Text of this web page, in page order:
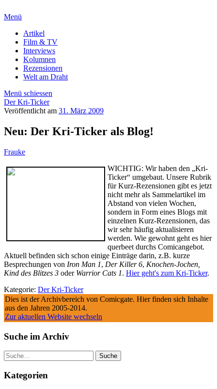
Menü
Artikel
Film & TV
Interviews
Kolumnen
Rezensionen
Welt am Draht
Menü schiessen
Der Kri-Ticker
Veröffentlicht am 31. März 2009
Neu: Der Kri-Ticker als Blog!
Frauke
WICHTIG: Wir haben den „Kri-
Ticker“ umgebaut. Unsere Rubrik
für Kurz-Rezensionen gibt es jetzt
nicht mehr als Sammelartikel im
Abstand von vielen Wochen,
sondern in Form eines Blogs mit
einzelnen Kurz-Rezensionen, das
wir sehr häufig aktualisieren
werden. Wie gewohnt geht es hier
querbeet durchs Comicangebot.
Aktuell befinden sich schon einige Einträge darin, z.B. kurze
Besprechungen von Iron Man 1, Der Killer 6, Knochen-Jochen,
Kind des Blitzes 3 oder Warrior Cats 1. Hier geht's zum Kri-Ticker.
Kategorie: Der Kri-Ticker
Dies ist der Archivbereich von Comicgate. Hier finden sich Inhalte
aus den Jahren 2005-2014.
Zur aktuellen Website wechseln
Suche im Archiv
Suche
Kategorien